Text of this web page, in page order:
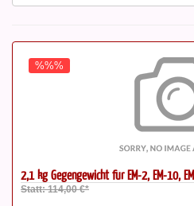
%%%
2,1 kg Gegengewicht für EM-2, EM-10,
Statt: 114,00 €*